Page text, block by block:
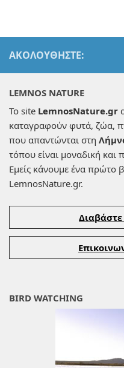
ΑΚΟΛΟΥΘΉΣΤΕ:
LEMNOS NATURE
Το site LemnosNature.gr
καταγραφούν φυτά, ζώα,
που απαντώνται στη
τόπου είναι μοναδική και
Εμείς κάνουμε ένα πρώτο
LemnosNature.gr.
BIRD WATCHING